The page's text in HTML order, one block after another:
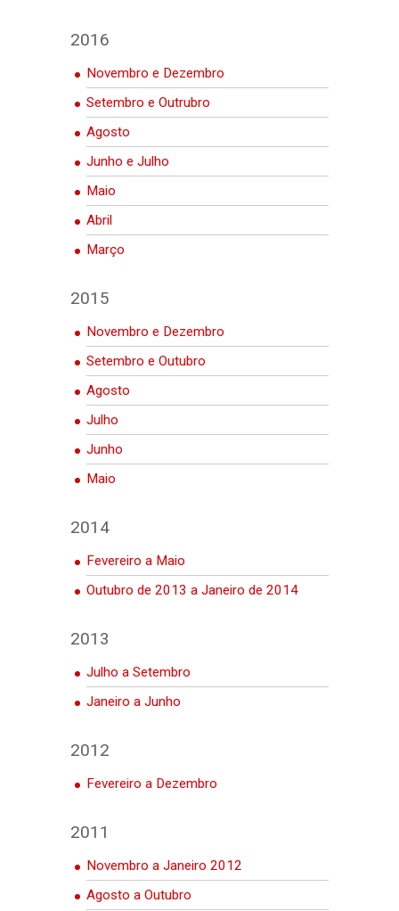
2016
Novembro e Dezembro
Setembro e Outrubro
Agosto
Junho e Julho
Maio
Abril
Março
2015
Novembro e Dezembro
Setembro e Outubro
Agosto
Julho
Junho
Maio
2014
Fevereiro a Maio
Outubro de 2013 a Janeiro de 2014
2013
Julho a Setembro
Janeiro a Junho
2012
Fevereiro a Dezembro
2011
Novembro a Janeiro 2012
Agosto a Outubro